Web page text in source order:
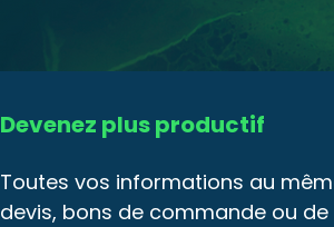
Devenez plus productif
Toutes vos informations au
devis, bons de commande ou